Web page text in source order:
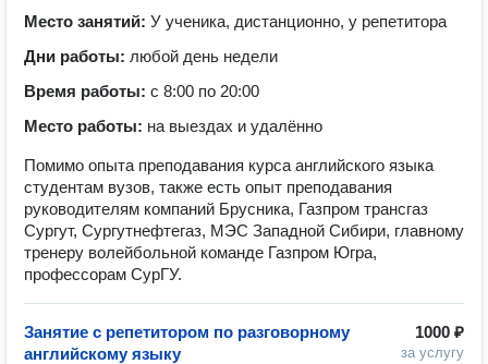
Место занятий: У ученика, дистанционно, у репетитора
Дни работы: любой день недели
Время работы: с 8:00 по 20:00
Место работы: на выездах и удалённо
Помимо опыта преподавания курса английского языка
студентам вузов, также есть опыт преподавания
руководителям компаний Брусника, Газпром трансгаз
Сургут, Сургутнефтегаз, МЭС Западной Сибири, главному
тренеру волейбольной команде Газпром Югра,
профессорам СурГУ.
1000 ₽
за услугу
Занятие с репетитором по разговорному
английскому языку